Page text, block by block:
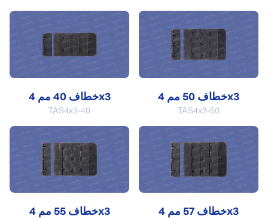
خطاف 40 مم 4x3
TAS4x3-40
خطاف 50 مم 4x3
TAS4x3-50
خطاف 55 مم 4x3 خطاف 57 مم 4x3